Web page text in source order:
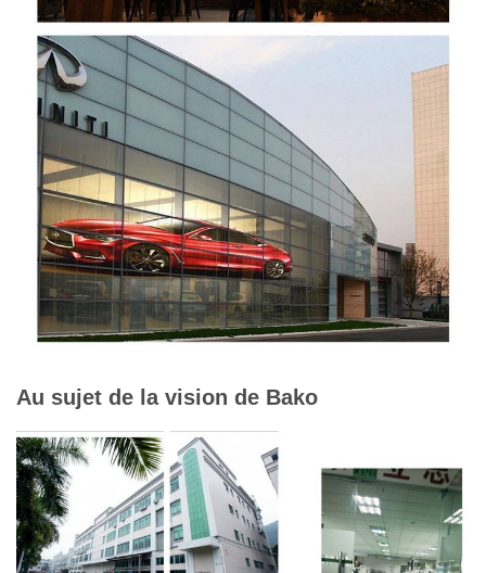
Au sujet de la vision de Bako